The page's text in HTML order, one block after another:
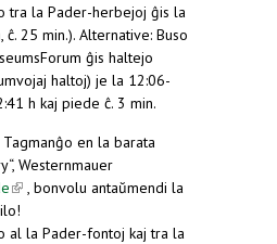
external)
tra la Pader-herbejoj ĝis la
ĉ. 25 min.). Alternative: Buso
ĝis haltejo
haltoj) je la 12:06-
h kaj piede ĉ. 3 min.
Tagmanĝo en la barata
Westernmauer
(link is external)
, bonvolu antaŭmendi la
al la Pader-fontoj kaj tra la